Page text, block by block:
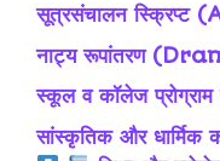
सूत्रसंचालन
नाट्य रूपांतरण
स्कूल व कॉलेज प्रोग्राम
सांस्कृतिक और धार्मिक